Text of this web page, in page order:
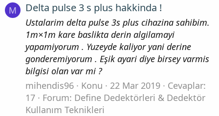
M Delta pulse 3 s plus hakkinda !
Ustalarim delta pulse 3s plus cihazina sahibim.
1m×1m kare baslikta derin algilamayi
yapamiyorum . Yuzeyde kaliyor yani derine
gonderemiyorum . Eşik ayari diye birsey varmis
bilgisi olan var mi ?
mihendis96
Konu 22 Mar 2019
Cevaplar:
17
Forum: Define Dedektörleri & Dedektör
Kullanım Teknikleri